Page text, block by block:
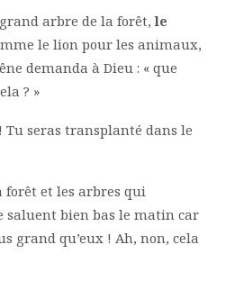
grand arbre de la forêt,le
le lion pour les animaux,
demanda à Dieu : « que
? »
Tu seras transplanté dans le
forêt et les arbres qui
saluent bien bas le matin car
grand qu’eux ! Ah, non, cela